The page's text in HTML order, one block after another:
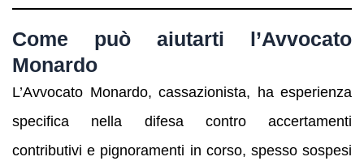
Come può aiutarti l’Avvocato
Monardo
L’Avvocato Monardo, cassazionista, ha esperienza
specifica nella difesa contro accertamenti
contributivi e pignoramenti in corso, spesso sospesi